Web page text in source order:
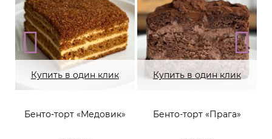
Купить в один клик
Бенто-торт «Медовик»
Купить в один клик
Бенто-торт «Прага»